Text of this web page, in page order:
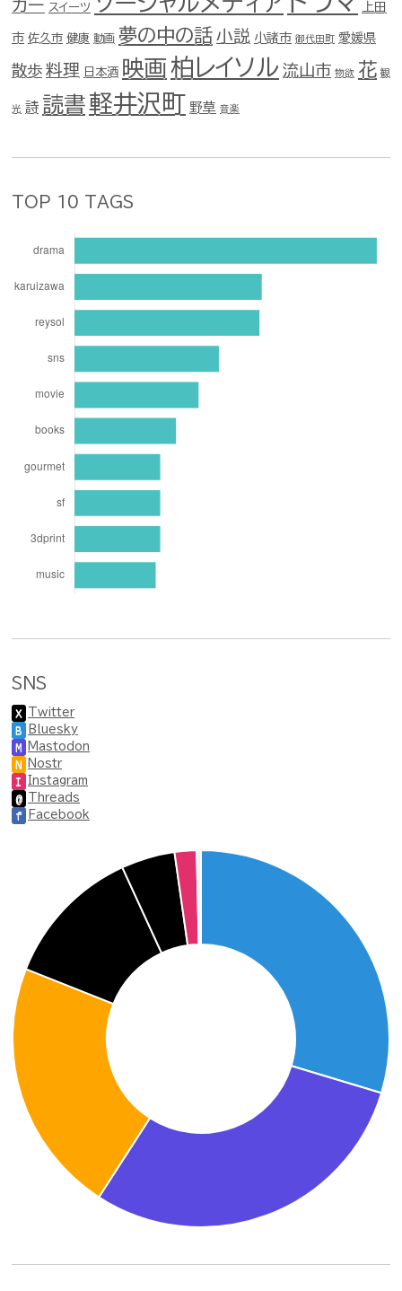
カー スイーツ 上田
市 佐久市 健康 動画 夢の中の話 小説 小諸市 御代田町 愛媛県
散歩 料理 日本酒 映画 柏レイソル 流山市 物欲 花 観
光 詩 読書軽井沢町 野草 音楽
TOP 10 TAGS
SNS
X Twitter
B Bluesky
M Mastodon
N Nostr
I Instagram
@ Threads
f Facebook